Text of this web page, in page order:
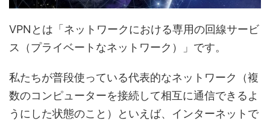
VPNとは「ネットワークにおける専用の回線サービ
ス（プライベートなネットワーク）」です。
私たちが普段使っている代表的なネットワーク（複
数のコンピューターを接続して相互に通信できるよ
うにした状態のこと）といえば、インターネットで